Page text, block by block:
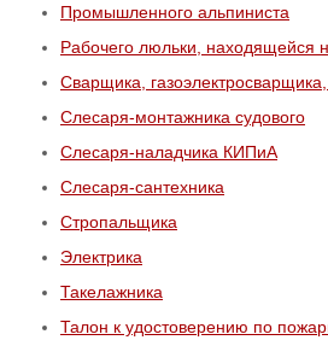
Промышленного альпиниста
Рабочего люльки, находящейся
Сварщика,
Слесаря-монтажника судового
Слесаря-наладчика КИПиА
Слесаря-сантехника
Стропальщика
Электрика
Такелажника
Талон к удостоверению по